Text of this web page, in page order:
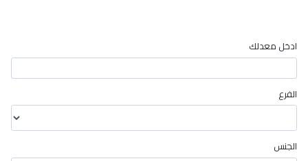
ادخل معدلك
الفرع
الجنس